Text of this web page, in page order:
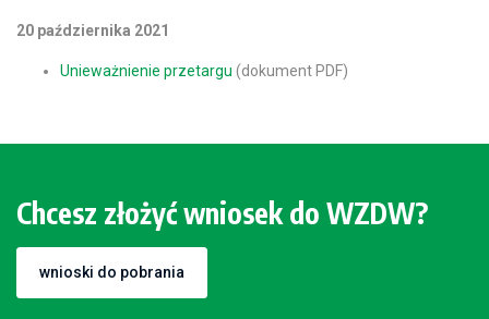
20 października 2021
Unieważnienie przetargu (dokument PDF)
Chcesz złożyć wniosek do WZDW?
wnioski do pobrania